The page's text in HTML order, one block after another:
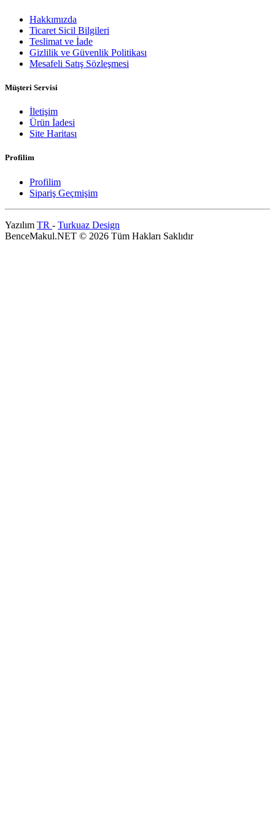
Hakkımızda
Ticaret Sicil Bilgileri
Teslimat ve İade
Gizlilik ve Güvenlik Politikası
Mesafeli Satış Sözleşmesi
Müşteri Servisi
İletişim
Ürün İadesi
Site Haritası
Profilim
Profilim
Sipariş Geçmişim
Yazılım TR - Turkuaz Design
BenceMakul.NET © 2026 Tüm Hakları Saklıdır